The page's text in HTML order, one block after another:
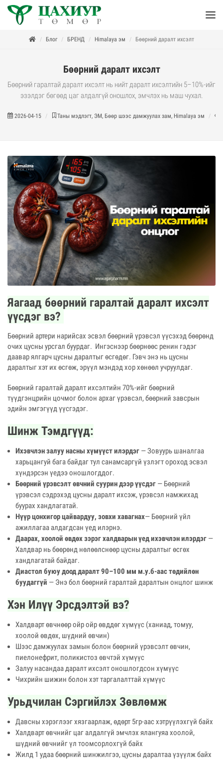
Блог БРЕНД Himalaya эм Бөөрний даралт ихсэлт
Бөөрний даралт ихсэлт
Бөөрний гаралтай даралт ихсэлт нь нийт даралт ихсэлтийн 5–10%-ийг
эзэлдэг бөгөөд цаг алдалгүй оношлох, эмчлэх нь маш чухал.
2026-04-15 Таны мэдлэгт, ЭМ, Бөөр шээс дамжуулах зам, Himalaya эм
Яагаад бөөрний гаралтай даралт ихсэлт
үүсдэг вэ?
Бөөрний артери нарийсах эсвэл бөөрний үрэвсэл үүсэхэд бөөрөнд
очих цусны урсгал буурдаг. Ингэснээр бөөрнөөс ренин гэдэг
даавар ялгарч цусны даралтыг өсгөдөг. Гэвч энэ нь цусны
даралтыг хэт их өсгөж, эрүүл мэндэд хор хөнөөл учруулдаг.
Бөөрний гаралтай даралт ихсэлтийн 70%-ийг бөөрний
түүдгэнцрийн цочмог болон архаг үрэвсэл, бөөрний завсрын
эдийн эмгэгүүд үүсгэдэг.
Шинж Тэмдгүүд:
Ихэвчлэн залуу насны хүмүүст илэрдэг — Зовуурь шаналгаа
харьцангуй бага байдаг тул санамсаргүй үзлэгт ороход эсвэл
хүндэрсэн үедээ оношлогддог.
Бөөрний үрэвсэлт өвчний суурин дээр үүсдэг — Бөөрний
үрэвсэл сэдрэхэд цусны даралт ихсэж, үрэвсэл намжихад
буурах хандлагатай.
Нүүр цонхигор цайвардуу, зовхи хавагнах— Бөөрний үйл
ажиллагаа алдагдсан үед илэрнэ.
Даарах, хоолой өвдөх зэрэг халдварын үед ихэвчлэн илэрдэг —
Халдвар нь бөөрөнд нөлөөлснөөр цусны даралтыг өсгөх
хандлагатай байдаг.
Диастол буюу доод даралт 90–100 мм м.у.б-аас төдийлөн
буудаггүй — Энэ бол бөөрний гаралтай даралтын онцлог шинж
Хэн Илүү Эрсдэлтэй вэ?
Халдварт өвчнөөр ойр ойр өвддөг хүмүүс (ханиад, томуу,
хоолой өвдөх, шүдний өвчин)
Шээс дамжуулах замын болон бөөрний үрэвсэлт өвчин,
пиелонефрит, поликистоз өвчтэй хүмүүс
Залуу насандаа даралт ихсэлт оношлогдсон хүмүүс
Чихрийн шижин болон хэт таргалалттай хүмүүс
Урьдчилан Сэргийлэх Зөвлөмж
Давсны хэрэглээг хязгаарлаж, өдөрт 5гр-аас хэтрүүлэхгүй байх
Халдварт өвчнийг цаг алдалгүй эмчлэх ялангуяа хоолой,
шүдний өвчнийг үл тоомсорлохгүй байх
Жилд 1 удаа бөөрний шинжилгээ, цусны даралтаа үзүүлж байх